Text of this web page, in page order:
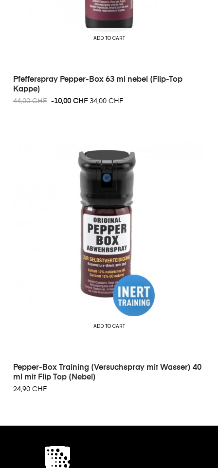
ADD TO CART
Pfefferspray Pepper-Box 63 ml nebel (Flip-Top
Kappe)
44,00 CHF -10,00 CHF 34,00 CHF
ADD TO CART
Pepper-Box Training (Versuchspray mit Wasser) 40
ml mit Flip Top (Nebel)
24,90 CHF